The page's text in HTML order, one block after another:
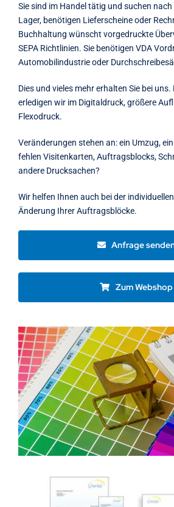
Sie sind im Handel tätig und suchen
Lager, benötigen Lieferscheine oder
Buchhaltung wünscht vorgedruckte
SEPA Richtlinien. Sie benötigen VDA
Automobilindustrie oder
Dies und vieles mehr erhalten Sie bei
erledigen wir im Digitaldruck, größere
Flexodruck.
Veränderungen stehen an: ein Umzug,
fehlen Visitenkarten, Auftragsblocks,
andere Drucksachen?
Wir helfen Ihnen auch bei der
Änderung Ihrer Auftragsblöcke.
Anfrage
Zum Webshop